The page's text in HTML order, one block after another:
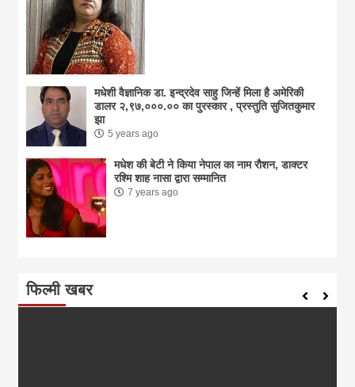
मधेशी वैज्ञानिक डा. इन्द्रदेव साहु जिन्हें मिला है अमेरिकी
डालर २,९७,०००.०० का पुरस्कार , प्रस्तुति सुजितकुमार
झा
5 years ago
मधेश की बेटी ने किया नेपाल का नाम राैशन, डाक्टर
रश्मि शाह नासा द्वारा सम्मानित
7 years ago
फिल्मी खबर